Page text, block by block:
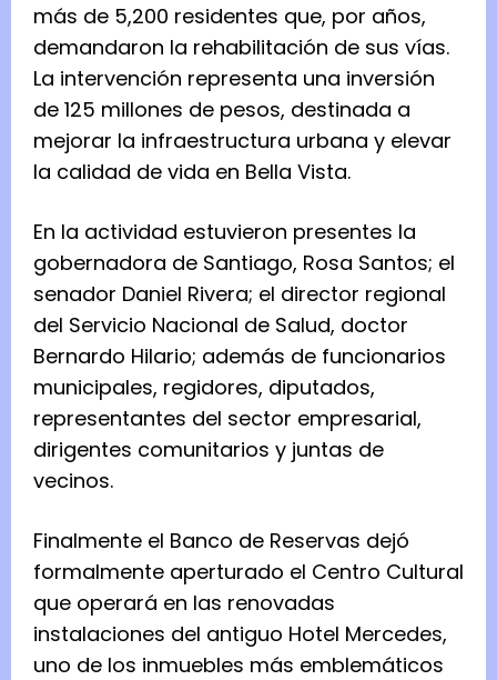
más de 5,200 residentes que, por años,
demandaron la rehabilitación de sus vías.
La intervención representa una inversión
de 125 millones de pesos, destinada a
mejorar la infraestructura urbana y elevar
la calidad de vida en Bella Vista.
En la actividad estuvieron presentes la
gobernadora de Santiago, Rosa Santos; el
senador Daniel Rivera; el director regional
del Servicio Nacional de Salud, doctor
Bernardo Hilario; además de funcionarios
municipales, regidores, diputados,
representantes del sector empresarial,
dirigentes comunitarios y juntas de
vecinos.
Finalmente el Banco de Reservas dejó
formalmente aperturado el Centro Cultural
que operará en las renovadas
instalaciones del antiguo Hotel Mercedes,
uno de los inmuebles más emblemáticos